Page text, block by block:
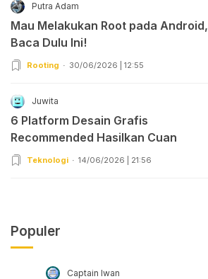
Putra Adam
Mau Melakukan Root pada Android,
Baca Dulu Ini!
Rooting 30/06/2026 | 12:55
Juwita
6 Platform Desain Grafis
Recommended Hasilkan Cuan
Teknologi 14/06/2026 | 21:56
Populer
Captain Iwan